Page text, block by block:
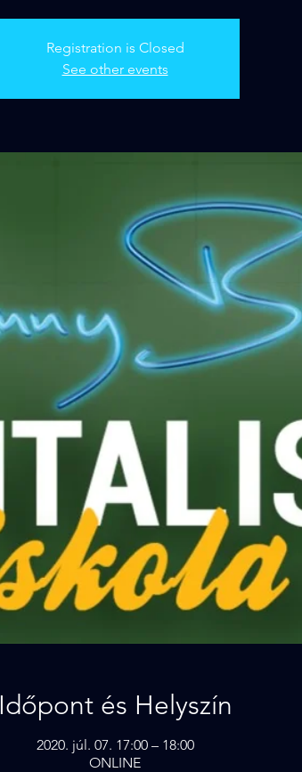
Registration is Closed
See other events
Időpont és Helyszín
2020. júl. 07. 17:00 – 18:00
ONLINE